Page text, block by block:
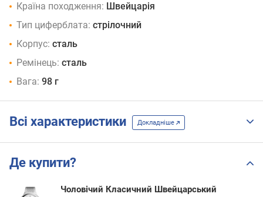
Країна походження: Швейцарія
Тип циферблата: стрілочний
Корпус: сталь
Ремінець: сталь
Вага: 98 г
Всі характеристики Докладніше
Де купити?
Чоловічий Класичний Швейцарський